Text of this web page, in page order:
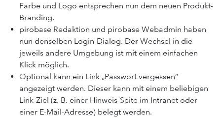
Service desk / ticket system
Support-Forum
Provide feedback
Farbe und Logo entsprechen nun dem neuen Produkt-
Branding.
pirobase Redaktion und pirobase Webadmin haben
nun denselben Login-Dialog. Der Wechsel in die
jeweils andere Umgebung ist mit einem einfachen
Klick möglich.
Optional kann ein Link „Passwort vergessen“
angezeigt werden. Dieser kann mit einem beliebigen
Link-Ziel (z. B. einer Hinweis-Seite im Intranet oder
einer E-Mail-Adresse) belegt werden.